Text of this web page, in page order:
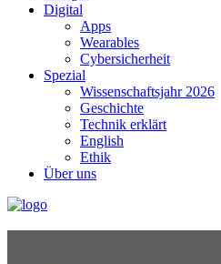
Digital
Apps
Wearables
Cybersicherheit
Spezial
Wissenschaftsjahr 2026
Geschichte
Technik erklärt
English
Ethik
Über uns